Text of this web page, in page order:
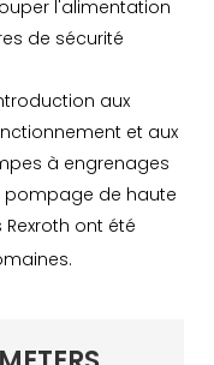
l'alimentation
de sécurité
aux
et aux
à engrenages
pompage de haute
ont été